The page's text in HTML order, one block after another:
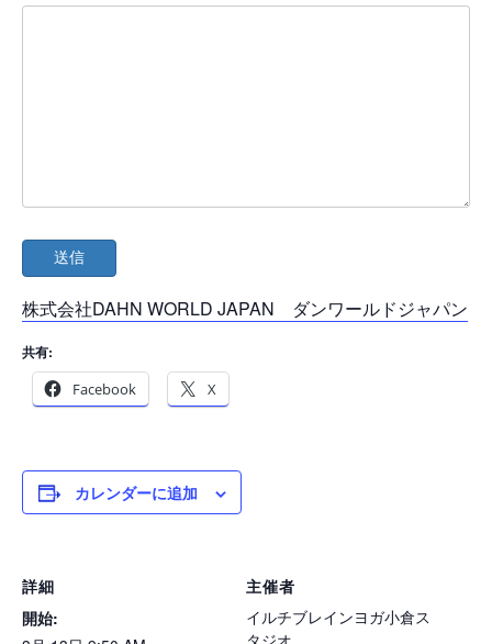
株式会社DAHN WORLD JAPAN ダンワールドジャパン
共有:
Facebook
X
カレンダーに追加
詳細
開始:
主催者
イルチブレインヨガ小倉ス
タジオ